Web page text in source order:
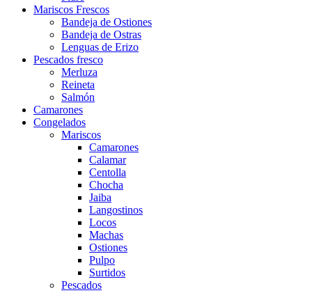
Mariscos Frescos
Bandeja de Ostiones
Bandeja de Ostras
Lenguas de Erizo
Pescados fresco
Merluza
Reineta
Salmón
Camarones
Congelados
Mariscos
Camarones
Calamar
Centolla
Chocha
Jaiba
Langostinos
Locos
Machas
Ostiones
Pulpo
Surtidos
Pescados